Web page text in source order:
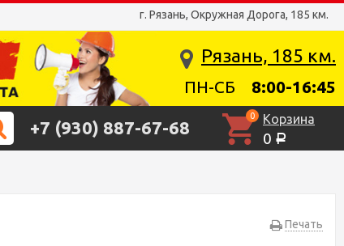
г. Рязань, Окружная Дорога, 185 км.
Рязань, 185 км.
ПН-СБ 8:00-16:45
+7 (930) 887-67-68
0 Корзина
0 Р
Печать